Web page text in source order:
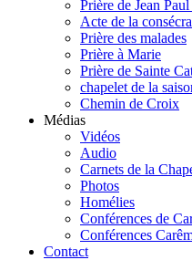
Prière de Jean
Acte de la
Prière des malades
Prière à Marie
Prière de Sainte
chapelet de la
Chemin de Croix
Médias
Vidéos
Audio
Carnets de la
Photos
Homélies
Conférences de
Conférences
Contact